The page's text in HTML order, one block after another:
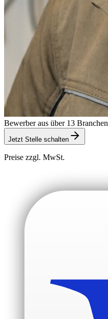
Bewerber aus über 13 Branchen
Jetzt Stelle schalten
Preise zzgl. MwSt.